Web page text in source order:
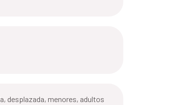
desplazada, menores, adultos